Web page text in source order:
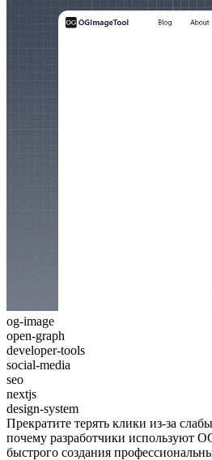
og-image
open-graph
developer-tools
social-media
seo
nextjs
design-system
Прекратите терять клики из-за
почему разработчики используют
быстрого создания